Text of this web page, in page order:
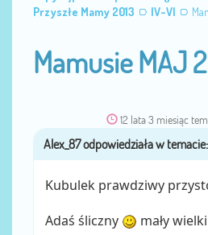
Przyszłe Mamy 2013
IV-VI
Mamusie MAJ
12 lata 3 miesiąc
przez
Kubulek prawdziwy
Adaś śliczny mały